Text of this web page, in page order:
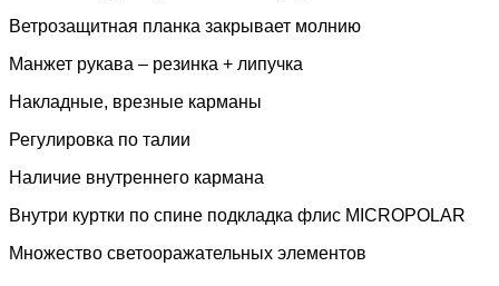
Ветрозащитная планка закрывает молнию
Манжет рукава – резинка + липучка
Накладные, врезные карманы
Регулировка по талии
Наличие внутреннего кармана
Внутри куртки по спине подкладка флис MICROPOLAR
Множество светооражательных элементов